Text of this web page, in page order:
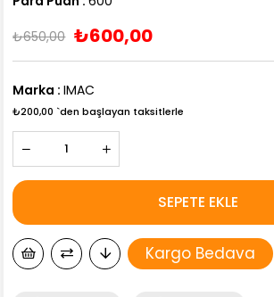
₺650,00 ₺600,00
Marka : IMAC
₺200,00 `den başlayan taksitlerle
Kargo Bedava